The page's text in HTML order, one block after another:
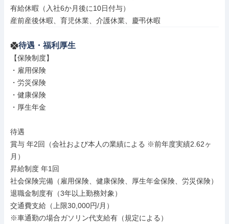
有給休暇（入社6か月後に10日付与）
産前産後休暇、育児休業、介護休業、慶弔休暇
待遇・福利厚生
【保険制度】
・雇用保険
・労災保険
・健康保険
・厚生年金
待遇
賞与 年2回（会社および本人の業績による ※前年度実績2.62ヶ
月）
昇給制度 年1回
社会保険完備（雇用保険、健康保険、厚生年金保険、労災保険）
退職金制度有（3年以上勤務対象）
交通費支給（上限30,000円/月）
※車通勤の場合ガソリン代支給有（規定による）